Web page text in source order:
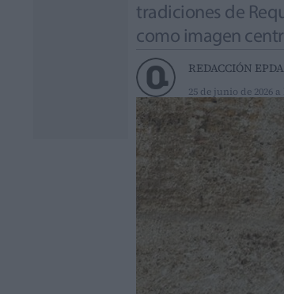
tradiciones de
como imagen
REDACCIÓN EPDA
25 de junio de 2026 a